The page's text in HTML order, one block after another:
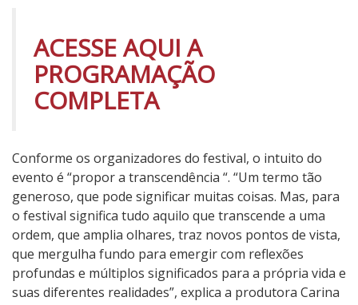
i
a
2
0
2
5
ACESSE AQUI A
PROGRAMAÇÃO
COMPLETA
Conforme os organizadores do festival, o intuito do
evento é “propor a transcendência “. “Um termo tão
generoso, que pode significar muitas coisas. Mas, para
o festival significa tudo aquilo que transcende a uma
ordem, que amplia olhares, traz novos pontos de vista,
que mergulha fundo para emergir com reflexões
profundas e múltiplos significados para a própria vida e
suas diferentes realidades”, explica a produtora Carina